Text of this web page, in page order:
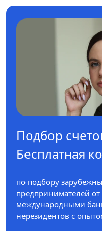
Подбор
Бесплатная
по подбору
предпринимателей от
международными
нерезидентов с